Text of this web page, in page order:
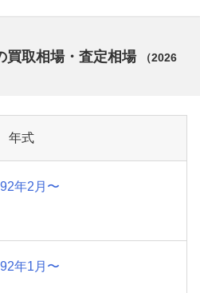
買取相場・査定相場 （2026
年式
年2月〜
年1月〜